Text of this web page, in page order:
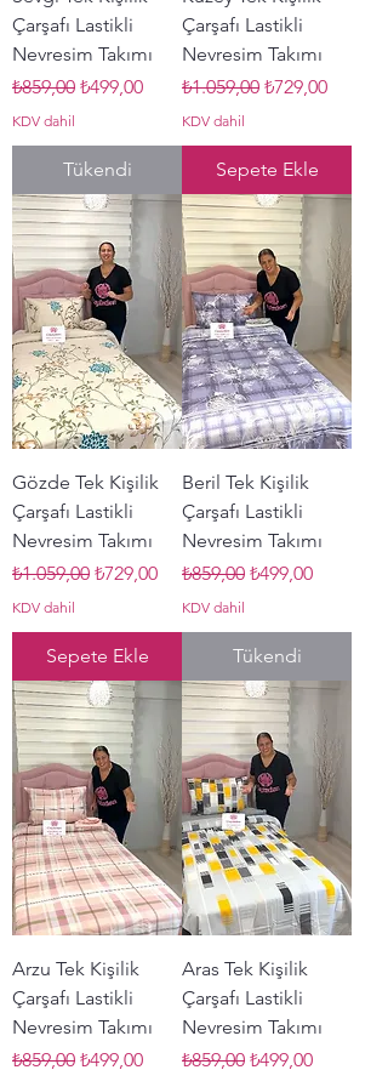
Çarşafı Lastikli
Nevresim Takımı
Normal Fiyat
₺859,00 İndirimli Fiyat
₺499,00
KDV dahil
Tükendi
Çarşafı Lastikli
Nevresim Takımı
Normal Fiyat
₺1.059,00 İndirimli Fiyat
₺729,00
KDV dahil
Sepete Ekle
Gözde Tek Kişilik
Çarşafı Lastikli
Nevresim Takımı
Normal Fiyat
₺1.059,00 İndirimli Fiyat
₺729,00
KDV dahil
Sepete Ekle
Beril Tek Kişilik
Çarşafı Lastikli
Nevresim Takımı
Normal Fiyat
₺859,00 İndirimli Fiyat
₺499,00
KDV dahil
Tükendi
Arzu Tek Kişilik
Çarşafı Lastikli
Nevresim Takımı
Normal Fiyat
₺859,00 İndirimli Fiyat
₺499,00
Aras Tek Kişilik
Çarşafı Lastikli
Nevresim Takımı
Normal Fiyat
₺859,00 İndirimli Fiyat
₺499,00